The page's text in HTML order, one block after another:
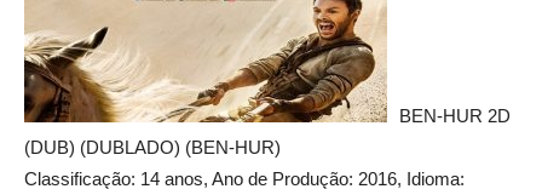
BEN-HUR 2D
(DUB) (DUBLADO) (BEN-HUR)
Classificação: 14 anos, Ano de Produção: 2016, Idioma: